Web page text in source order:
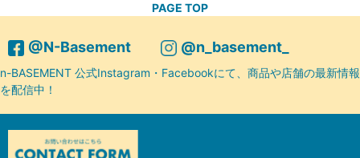
PAGE TOP
@N-Basement @n_basement_
n-BASEMENT 公式Instagram・Facebookにて、商品や店舗の最新情報
を配信中！